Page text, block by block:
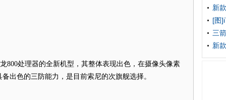
处理器的全新机型，其整体表现出色，在摄像头像素
出色的三防能力，是目前索尼的次旗舰选择。
新
[图
三
新